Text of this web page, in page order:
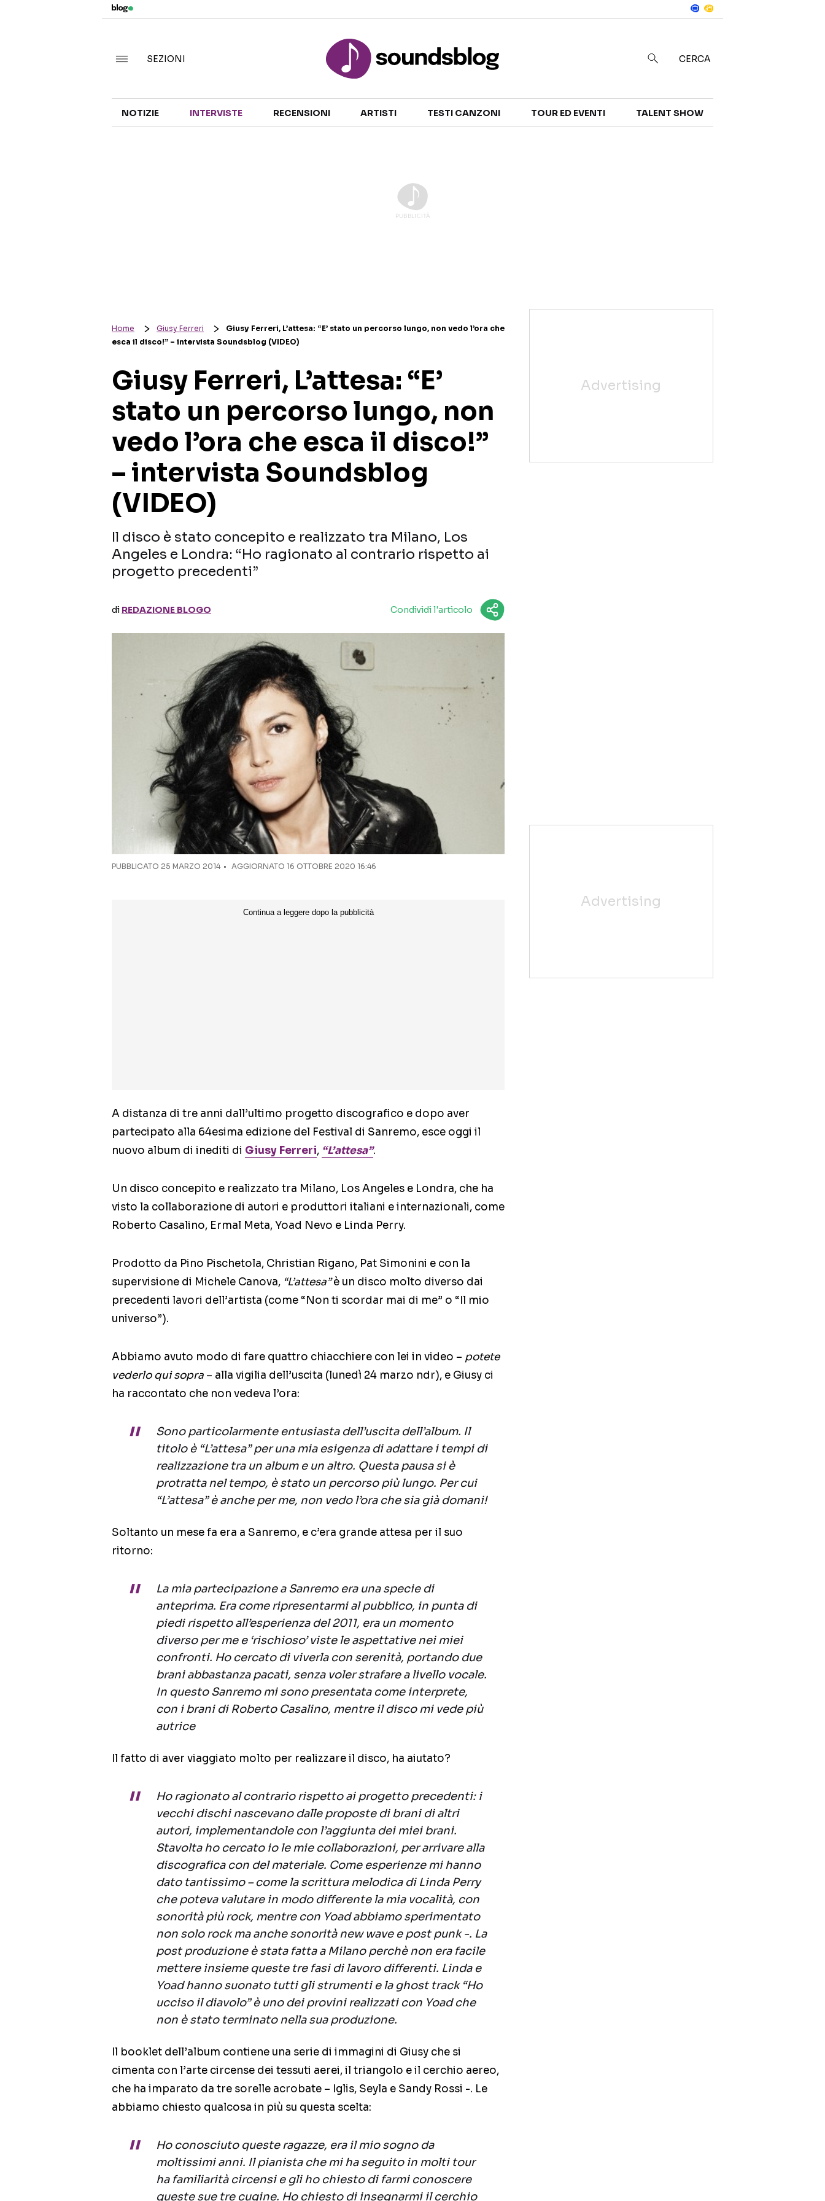
TALENT SHOW
SEZIONI CERCA
NOTIZIE INTERVISTE RECENSIONI ARTISTI TESTI CANZONI TOUR ED EVENTI TALENT SHOW
Home Giusy Ferreri
Giusy Ferreri, L’attesa: “E’ stato un percorso lungo, non vedo l’ora che
esca il disco!” – intervista Soundsblog (VIDEO)
Giusy Ferreri, L’attesa: “E’
stato un percorso lungo, non
vedo l’ora che esca il disco!”
– intervista Soundsblog
(VIDEO)
Il disco è stato concepito e realizzato tra Milano, Los
Angeles e Londra: “Ho ragionato al contrario rispetto ai
progetto precedenti”
di REDAZIONE BLOGO Condividi l'articolo
PUBBLICATO 25 MARZO 2014 AGGIORNATO 16 OTTOBRE 2020 16:46
A distanza di tre anni dall’ultimo progetto discografico e dopo aver
partecipato alla 64esima edizione del Festival di Sanremo, esce oggi il
nuovo album di inediti di Giusy Ferreri, “L’attesa”.
Un disco concepito e realizzato tra Milano, Los Angeles e Londra, che ha
visto la collaborazione di autori e produttori italiani e internazionali, come
Roberto Casalino, Ermal Meta, Yoad Nevo e Linda Perry.
Prodotto da Pino Pischetola, Christian Rigano, Pat Simonini e con la
supervisione di Michele Canova, “L’attesa”è un disco molto diverso dai
precedenti lavori dell’artista (come “Non ti scordar mai di me” o “Il mio
universo”).
Abbiamo avuto modo di fare quattro chiacchiere con lei in video – potete
vederlo qui sopra – alla vigilia dell’uscita (lunedì 24 marzo ndr), e Giusy ci
ha raccontato che non vedeva l’ora:
Sono particolarmente entusiasta dell’uscita dell’album. Il
titolo è “L’attesa” per una mia esigenza di adattare i tempi di
realizzazione tra un album e un altro. Questa pausa si è
protratta nel tempo, è stato un percorso più lungo. Per cui
“L’attesa” è anche per me, non vedo l’ora che sia già domani!
Soltanto un mese fa era a Sanremo, e c’era grande attesa per il suo
ritorno:
La mia partecipazione a Sanremo era una specie di
anteprima. Era come ripresentarmi al pubblico, in punta di
piedi rispetto all’esperienza del 2011, era un momento
diverso per me e ‘rischioso’ viste le aspettative nei miei
confronti. Ho cercato di viverla con serenità, portando due
brani abbastanza pacati, senza voler strafare a livello vocale.
In questo Sanremo mi sono presentata come interprete,
con i brani di Roberto Casalino, mentre il disco mi vede più
autrice
Il fatto di aver viaggiato molto per realizzare il disco, ha aiutato?
Ho ragionato al contrario rispetto ai progetto precedenti: i
vecchi dischi nascevano dalle proposte di brani di altri
autori, implementandole con l’aggiunta dei miei brani.
Stavolta ho cercato io le mie collaborazioni, per arrivare alla
discografica con del materiale. Come esperienze mi hanno
dato tantissimo – come la scrittura melodica di Linda Perry
che poteva valutare in modo differente la mia vocalità, con
sonorità più rock, mentre con Yoad abbiamo sperimentato
non solo rock ma anche sonorità new wave e post punk -. La
post produzione è stata fatta a Milano perchè non era facile
mettere insieme queste tre fasi di lavoro differenti. Linda e
Yoad hanno suonato tutti gli strumenti e la ghost track “Ho
ucciso il diavolo” è uno dei provini realizzati con Yoad che
non è stato terminato nella sua produzione.
Il booklet dell’album contiene una serie di immagini di Giusy che si
cimenta con l’arte circense dei tessuti aerei, il triangolo e il cerchio aereo,
che ha imparato da tre sorelle acrobate – Iglis, Seyla e Sandy Rossi -. Le
abbiamo chiesto qualcosa in più su questa scelta:
Ho conosciuto queste ragazze, era il mio sogno da
moltissimi anni. Il pianista che mi ha seguito in molti tour
ha familiarità circensi e gli ho chiesto di farmi conoscere
queste sue tre cugine. Ho chiesto di insegnarmi il cerchio